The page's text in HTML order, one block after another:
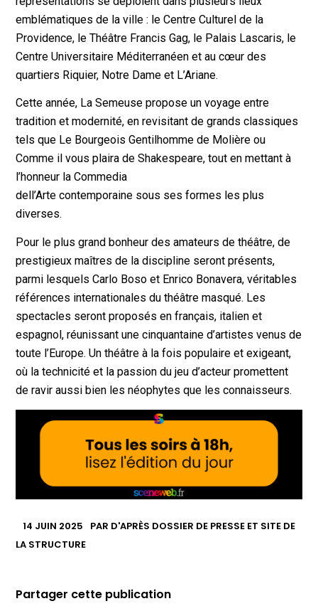
emblématiques de la ville : le Centre Culturel de la
Providence, le Théâtre Francis Gag, le Palais Lascaris, le
Centre Universitaire Méditerranéen et au cœur des
quartiers Riquier, Notre Dame et L’Ariane.
Cette année, La Semeuse propose un voyage entre
tradition et modernité, en revisitant de grands classiques
tels que Le Bourgeois Gentilhomme de Molière ou
Comme il vous plaira de Shakespeare, tout en mettant à
l’honneur la Commedia
dell’Arte contemporaine sous ses formes les plus
diverses.
Pour le plus grand bonheur des amateurs de théâtre, de
prestigieux maîtres de la discipline seront présents,
parmi lesquels Carlo Boso et Enrico Bonavera, véritables
références internationales du théâtre masqué. Les
spectacles seront proposés en français, italien et
espagnol, réunissant une cinquantaine d’artistes venus de
toute l’Europe. Un théâtre à la fois populaire et exigeant,
où la technicité et la passion du jeu d’acteur promettent
de ravir aussi bien les néophytes que les connaisseurs.
14 JUIN 2025 PAR D'APRÈS DOSSIER DE PRESSE ET SITE DE
LA STRUCTURE
Partager cette publication